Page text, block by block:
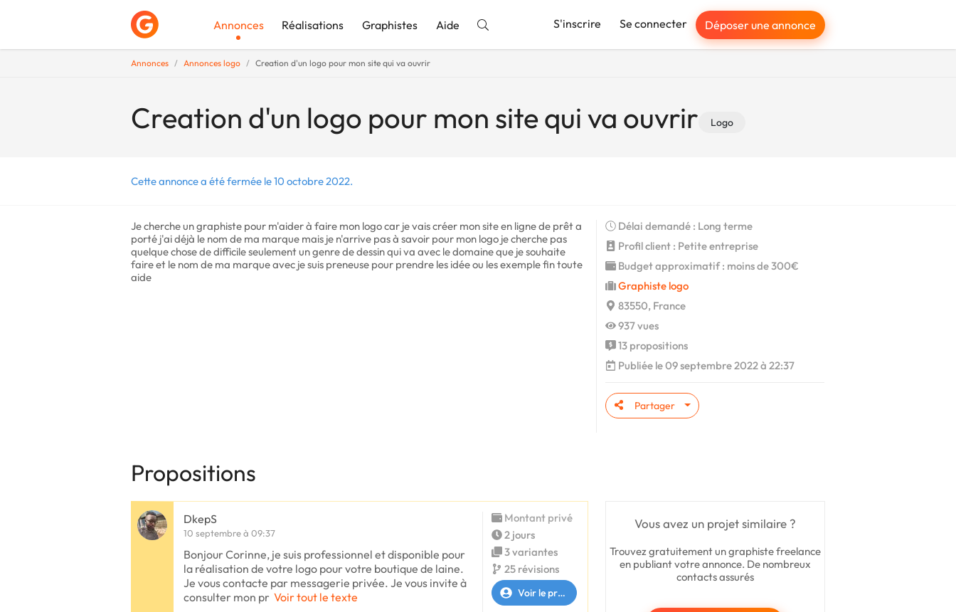
Annonces Réalisations Graphistes Aide S'inscrire Se connecter Déposer une annonce
Annonces Annonces logo Creation d'un logo pour mon site qui va ouvrir
Creation d'un logo pour mon site qui va ouvrir Logo
Cette annonce a été fermée le 10 octobre 2022.
Je cherche un graphiste pour m'aider à faire mon logo car je vais créer mon site en ligne de prêt a
porté j'ai déjà le nom de ma marque mais je n'arrive pas à savoir pour mon logo je cherche pas
quelque chose de difficile seulement un genre de dessin qui va avec le domaine que je souhaite
faire et le nom de ma marque avec je suis preneuse pour prendre les idée ou les exemple fin toute
aide
Délai demandé : Long terme
Profil client : Petite entreprise
Budget approximatif : moins de 300€
Graphiste logo
83550, France
937 vues
13 propositions
Publiée le 09 septembre 2022 à 22:37
Partager
Propositions
Vous avez un projet similaire ?
Trouvez gratuitement un graphiste freelance
en publiant votre annonce. De nombreux
contacts assurés
DkepS
10 septembre à 09:37
Bonjour Corinne, je suis professionnel et disponible pour
la réalisation de votre logo pour votre boutique de laine.
Je vous contacte par messagerie privée. Je vous invite à
consulter mon pr Voir tout le texte
Montant privé
2 jours
3 variantes
25 révisions
Voir le profil